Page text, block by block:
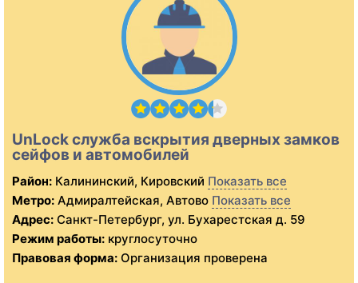
UnLock служба вскрытия дверных замков
сейфов и автомобилей
Район: Калининский, Кировский Показать все
Метро: Адмиралтейская, Автово Показать все
Адрес: Санкт-Петербург, ул. Бухарестская д. 59
Режим работы: круглосуточно
Правовая форма: Организация проверена